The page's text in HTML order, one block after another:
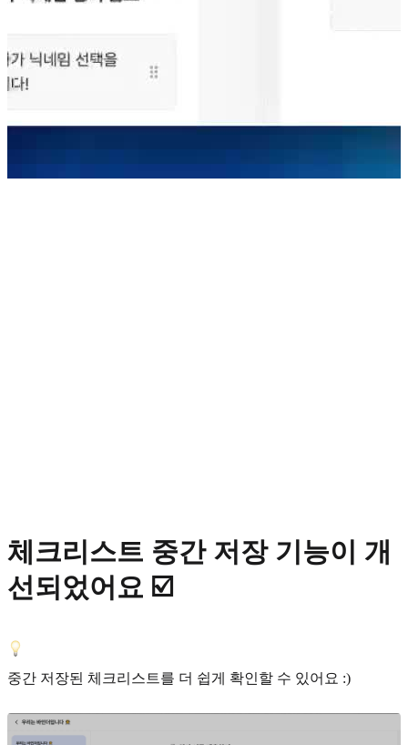
체크리스트 중간 저장 기능이 개
선되었어요 ☑️
중간 저장된 체크리스트를 더 쉽게 확인할 수 있어요 :)